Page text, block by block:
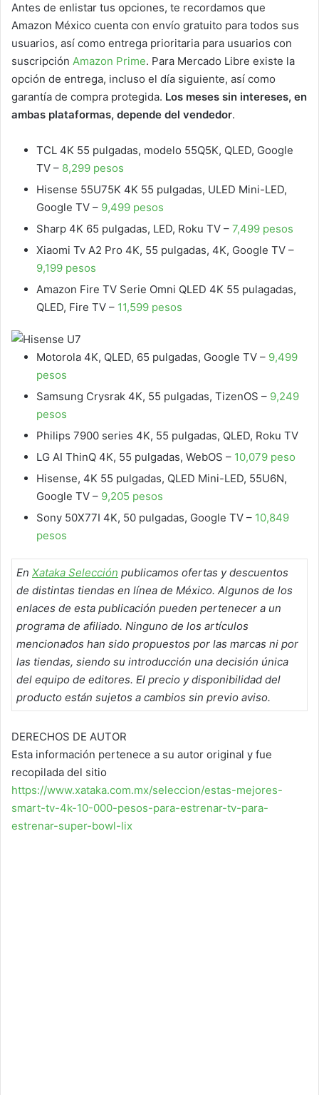
Antes de enlistar tus opciones, te recordamos que
Amazon México cuenta con envío gratuito para todos sus
usuarios, así como entrega prioritaria para usuarios con
suscripción Amazon Prime. Para Mercado Libre existe la
opción de entrega, incluso el día siguiente, así como
garantía de compra protegida. Los meses sin intereses, en
ambas plataformas, depende del vendedor.
TCL 4K 55 pulgadas, modelo 55Q5K, QLED, Google
TV – 8,299 pesos
Hisense 55U75K 4K 55 pulgadas, ULED Mini-LED,
Google TV – 9,499 pesos
Sharp 4K 65 pulgadas, LED, Roku TV – 7,499 pesos
Xiaomi Tv A2 Pro 4K, 55 pulgadas, 4K, Google TV –
9,199 pesos
Amazon Fire TV Serie Omni QLED 4K 55 pulagadas,
QLED, Fire TV – 11,599 pesos
Motorola 4K, QLED, 65 pulgadas, Google TV – 9,499
pesos
Samsung Crysrak 4K, 55 pulgadas, TizenOS – 9,249
pesos
Philips 7900 series 4K, 55 pulgadas, QLED, Roku TV
LG AI ThinQ 4K, 55 pulgadas, WebOS – 10,079 peso
Hisense, 4K 55 pulgadas, QLED Mini-LED, 55U6N,
Google TV – 9,205 pesos
Sony 50X77I 4K, 50 pulgadas, Google TV – 10,849
pesos
En Xataka Selección publicamos ofertas y descuentos
de distintas tiendas en línea de México. Algunos de los
enlaces de esta publicación pueden pertenecer a un
programa de afiliado. Ninguno de los artículos
mencionados han sido propuestos por las marcas ni por
las tiendas, siendo su introducción una decisión única
del equipo de editores. El precio y disponibilidad del
producto están sujetos a cambios sin previo aviso.
DERECHOS DE AUTOR
Esta información pertenece a su autor original y fue
recopilada del sitio
https://www.xataka.com.mx/seleccion/estas-mejores-
smart-tv-4k-10-000-pesos-para-estrenar-tv-para-
estrenar-super-bowl-lix